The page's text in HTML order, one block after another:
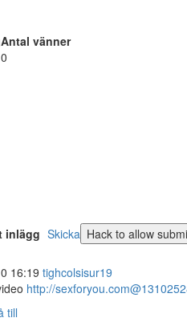
Antal vänner
0
inlägg Skicka
16:19 tighcolsisur19
http://
till